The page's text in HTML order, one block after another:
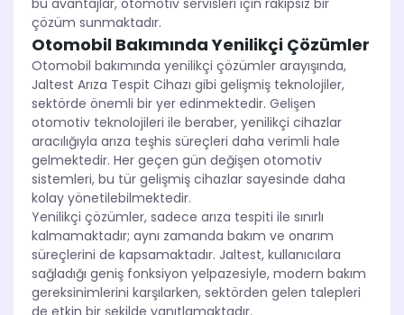
bu avantajlar, otomotiv servisleri için rakipsiz bir
çözüm sunmaktadır.
Otomobil Bakımında Yenilikçi Çözümler
Otomobil bakımında yenilikçi çözümler arayışında,
Jaltest Arıza Tespit Cihazı gibi gelişmiş teknolojiler,
sektörde önemli bir yer edinmektedir. Gelişen
otomotiv teknolojileri ile beraber, yenilikçi cihazlar
aracılığıyla arıza teşhis süreçleri daha verimli hale
gelmektedir. Her geçen gün değişen otomotiv
sistemleri, bu tür gelişmiş cihazlar sayesinde daha
kolay yönetilebilmektedir.
Yenilikçi çözümler, sadece arıza tespiti ile sınırlı
kalmamaktadır; aynı zamanda bakım ve onarım
süreçlerini de kapsamaktadır. Jaltest, kullanıcılara
sağladığı geniş fonksiyon yelpazesiyle, modern bakım
gereksinimlerini karşılarken, sektörden gelen talepleri